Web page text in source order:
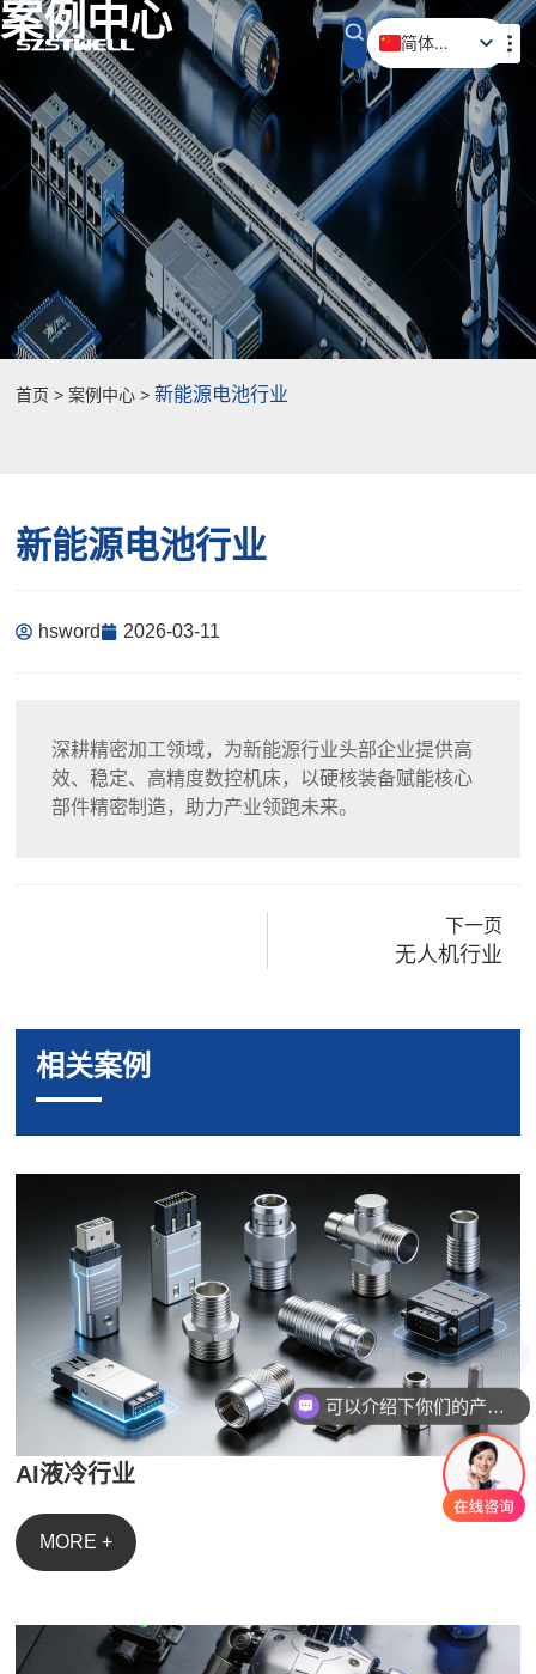
简体中文
English (UK)
案例中心
首页 > 案例中心 >新能源电池行业
新能源电池行业
hsword 2026-03-11
深耕精密加工领域，为新能源行业头部企业提供高
效、稳定、高精度数控机床，以硬核装备赋能核心
部件精密制造，助力产业领跑未来。
下一页
无人机行业
相关案例
AI液冷行业
MORE +